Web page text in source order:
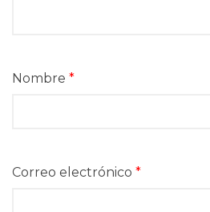
Nombre *
Correo electrónico *